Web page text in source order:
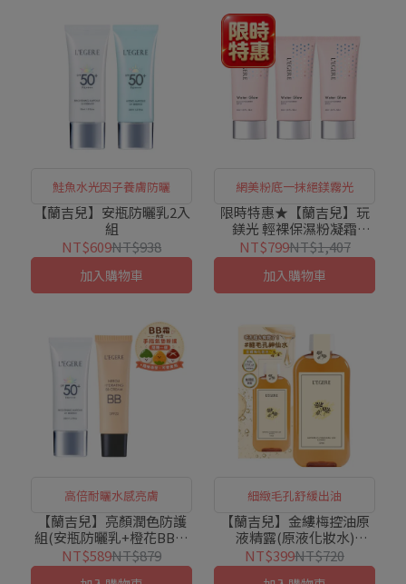
鮭魚水光因子養膚防曬
【蘭吉兒】安瓶防曬乳2入
組
NT$609NT$938
加入購物車
網美粉底一抹絕鎂霧光
限時特惠★【蘭吉兒】玩
鎂光 輕裸保濕粉凝霜
SPF50 PA++(45g/支)x3入
組
NT$799NT$1,407
加入購物車
高倍耐曬水感亮膚
【蘭吉兒】亮顏潤色防護
組(安瓶防曬乳+橙花BB霜
25ml粉撲版)
NT$589NT$879
細緻毛孔舒緩出油
【蘭吉兒】金縷梅控油原
液精露(原液化妝水)
(220ml/瓶)
NT$399NT$720